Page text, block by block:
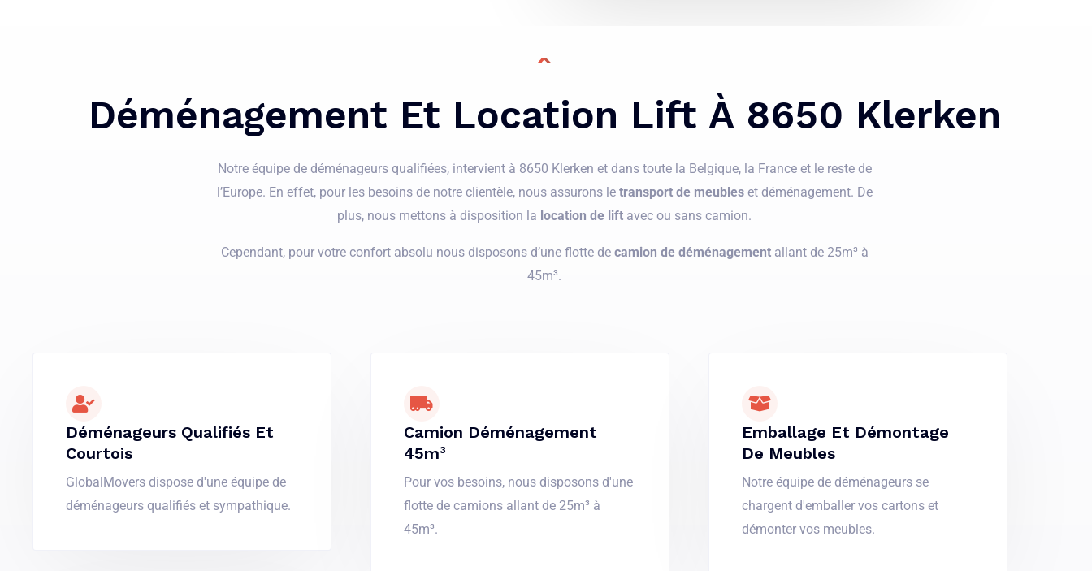
Déménagement Et Location Lift À 8650 Klerken
Notre équipe de déménageurs qualifiées, intervient à 8650 Klerken et dans toute la Belgique, la France et le reste de
l’Europe. En effet, pour les besoins de notre clientèle, nous assurons le transport de meubleset déménagement. De
plus, nous mettons à disposition la location de lift avec ou sans camion.
Cependant, pour votre confort absolu nous disposons d’une flotte de camion de déménagementallant de 25m³ à
45m³.
Déménageurs Qualifiés Et
Courtois
GlobalMovers dispose d'une équipe de
déménageurs qualifiés et sympathique.
Camion Déménagement
45m³
Pour vos besoins, nous disposons d'une
flotte de camions allant de 25m³ à
45m³.
Emballage Et Démontage
De Meubles
Notre équipe de déménageurs se
chargent d'emballer vos cartons et
démonter vos meubles.